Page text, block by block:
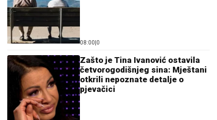
08:00 0
Zašto je Tina Ivanović ostavila
četvorogodišnjeg sina: Mještani
otkrili nepoznate detalje o
pjevačici